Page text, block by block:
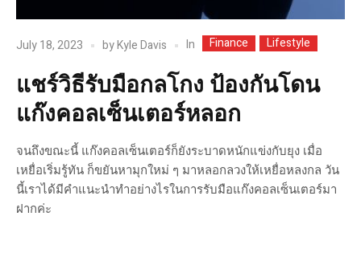
July 18, 2023 byKyle Davis In Finance Lifestyle
แชร์วิธีรับมือกลโกง ป้องกันโดน
แก๊งคอลเซ็นเตอร์หลอก
จนถึงขณะนี้ แก๊งคอลเซ็นเตอร์ก็ยังระบาดหนักแข่งกับยุง เมื่อ
เหยื่อเริ่มรู้ทัน ก็ขยันหามุกใหม่ ๆ มาหลอกลวงให้เหยื่อหลงกล วัน
นี้เราได้มีคำแนะนำทำอย่างไรในการรับมือแก๊งคอลเซ็นเตอร์มา
ฝากค่ะ